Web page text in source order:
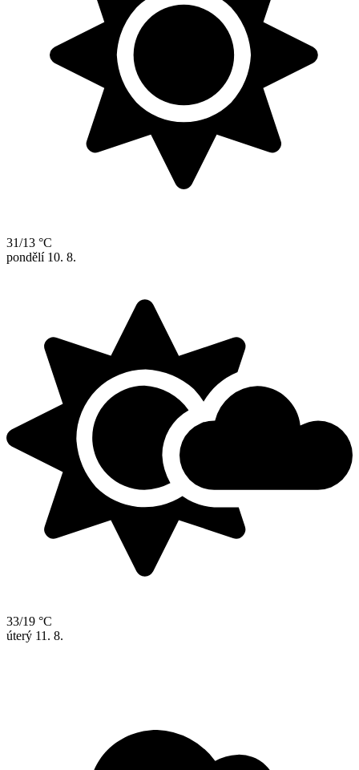
31/13 °C
pondělí 10. 8.
33/19 °C
úterý 11. 8.